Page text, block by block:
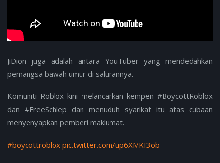
JiDion juga adalah antara YouTuber yang mendedahkan
pemangsa bawah umur di salurannya.
Komuniti Roblox kini melancarkan kempen #BoycottRoblox
dan #FreeSchlep dan menuduh syarikat itu atas cubaan
menyenyapkan pemberi maklumat.
#boycottroblox pic.twitter.com/up6XMKI3ob